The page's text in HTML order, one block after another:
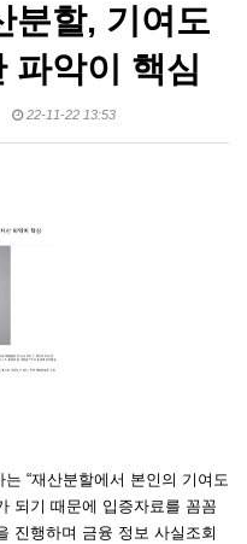
분할, 기여도
파악이 핵심
22-11-22 13:53
“재산분할에서 본인의 기여도
되기 때문에 입증자료를 꼼꼼
진행하며 금융 정보 사실조회